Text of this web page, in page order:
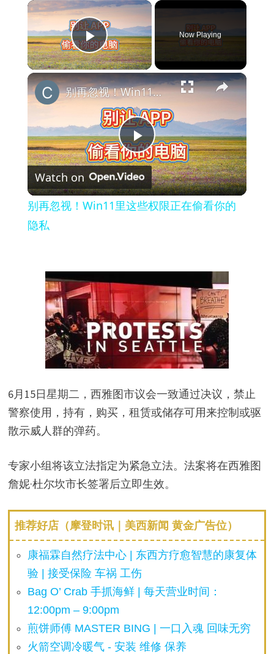
×
Play Video
Now Playing
×
Play
Video
别再忽视！Win11里这些权限正在偷看你的隐私
Watch on
别再忽视！Win11里这些权限正在偷看你的
隐私
6月15日星期二，西雅图市议会一致通过决议，禁止
警察使用，持有，购买，租赁或储存可用来控制或驱
散示威人群的弹药。
专家小组将该立法指定为紧急立法。法案将在西雅图
詹妮·杜尔坎市长签署后立即生效。
推荐好店（摩登时讯｜美西新闻 黄金广告位）
康福霖自然疗法中心 | 东西方疗愈智慧的康复体
验 | 接受保险 车祸 工伤
Bag O’ Crab 手抓海鲜 | 每天营业时间：
12:00pm – 9:00pm
煎饼师傅 MASTER BING | 一口入魂 回味无穷
火箭空调冷暖气 - 安装 维修 保养